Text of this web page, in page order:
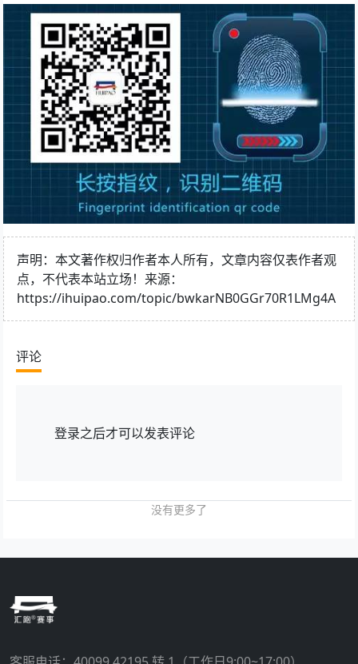
声明：本文著作权归作者本人所有，文章内容仅表作者观
点，不代表本站立场！来源：
https://ihuipao.com/topic/bwkarNB0GGr70R1LMg4A
评论
登录之后才可以发表评论
没有更多了